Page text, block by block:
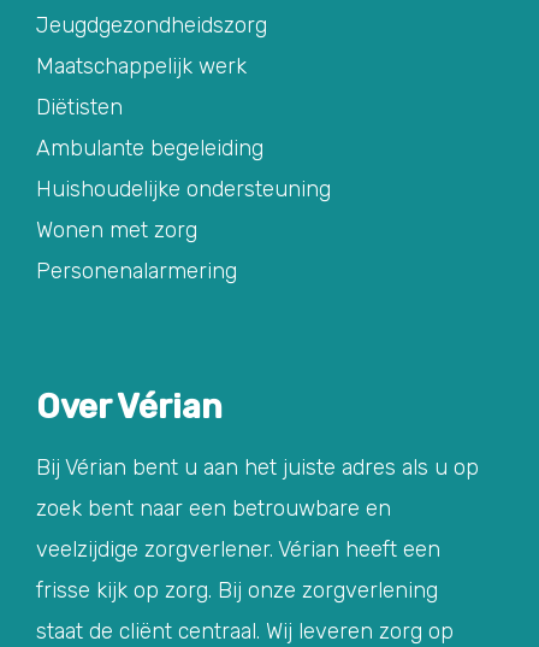
Jeugdgezondheidszorg
Maatschappelijk werk
Diëtisten
Ambulante begeleiding
Huishoudelijke ondersteuning
Wonen met zorg
Personenalarmering
Over Vérian
Bij Vérian bent u aan het juiste adres als u op
zoek bent naar een betrouwbare en
veelzijdige zorgverlener. Vérian heeft een
frisse kijk op zorg. Bij onze zorgverlening
staat de cliënt centraal. Wij leveren zorg op